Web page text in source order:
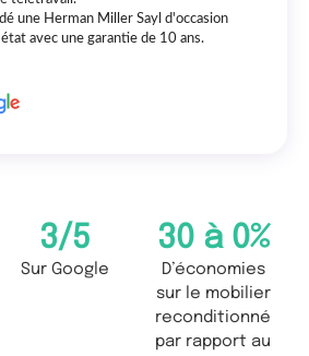
une Herman Miller Sayl d'occasion
avec une garantie de 10 ans.
Sur Google
3/5
D’économies
sur le mobilier
reconditionné
par rapport au
30 à 0%